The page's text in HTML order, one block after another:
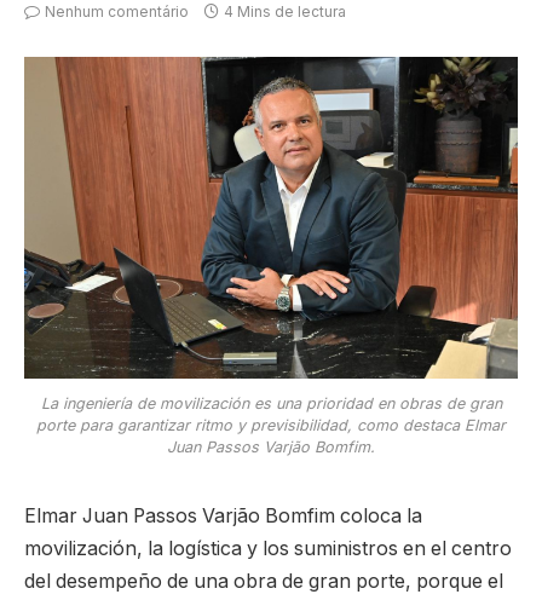
Nenhum comentário 4 Mins de lectura
La ingeniería de movilización es una prioridad en obras de gran
porte para garantizar ritmo y previsibilidad, como destaca Elmar
Juan Passos Varjão Bomfim.
Elmar Juan Passos Varjão Bomfim coloca la
movilización, la logística y los suministros en el centro
del desempeño de una obra de gran porte, porque el